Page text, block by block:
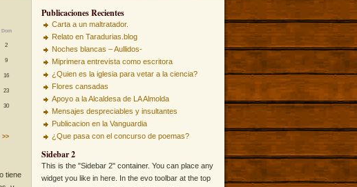
Dom
2
9
16
23
30
>>
tiene
Publicaciones Recientes
Carta a un maltratador.
Relato en Taradurias.blog
Noches blancas – Aullidos-
Miprimera entrevista como escritora
¿Quien es la iglesia para vetar a la ciencia?
Flores cansadas
Apoyo a la Alcaldesa de LA Almolda
Mensajes despreciables y insultantes
Publicacion en la Vanguardia
¿Que pasa con el concurso de poemas?
Sidebar 2
This is the "Sidebar 2" container. You can place any
widget you like in here. In the evo toolbar at the top